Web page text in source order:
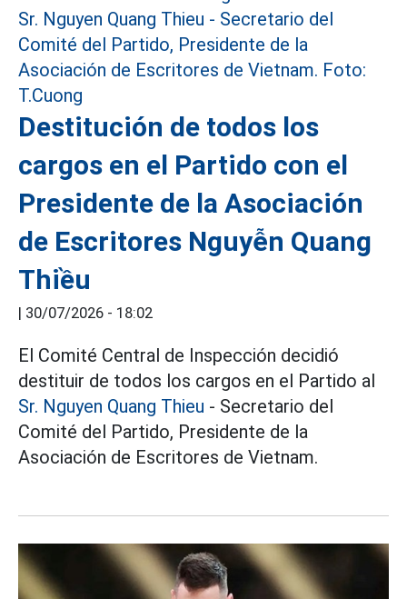
Destitución de todos los
cargos en el Partido con el
Presidente de la Asociación
de Escritores Nguyễn Quang
Thiều
| 30/07/2026 - 18:02
El Comité Central de Inspección decidió
destituir de todos los cargos en el Partido al
Sr. Nguyen Quang Thieu - Secretario del
Comité del Partido, Presidente de la
Asociación de Escritores de Vietnam.